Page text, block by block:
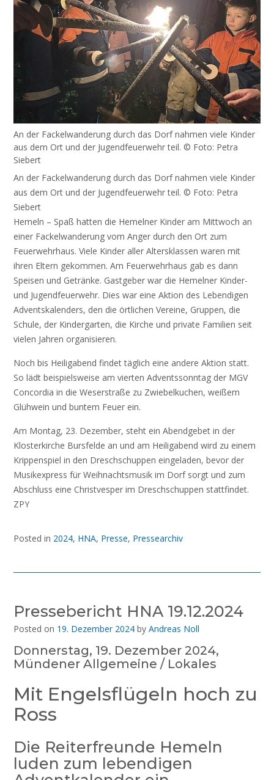
An der Fackelwanderung durch das Dorf nahmen viele Kinder
aus dem Ort und der Jugendfeuerwehr teil. © Foto: Petra
Siebert
An der Fackelwanderung durch das Dorf nahmen viele Kinder
aus dem Ort und der Jugendfeuerwehr teil. © Foto: Petra
Siebert
Hemeln – Spaß hatten die Hemelner Kinder am Mittwoch an
einer Fackelwanderung vom Anger durch den Ort zum
Feuerwehrhaus. Viele Kinder aller Altersklassen waren mit
ihren Eltern gekommen. Am Feuerwehrhaus gab es dann
Speisen und Getränke. Gastgeber war die Hemelner Kinder-
und Jugendfeuerwehr. Dies war eine Aktion des Lebendigen
Adventskalenders, den die örtlichen Vereine, Gruppen, die
Schule, der Kindergarten, die Kirche und private Familien seit
vielen Jahren organisieren.
Noch bis Heiligabend findet täglich eine andere Aktion statt.
So lädt beispielsweise am vierten Adventssonntag der MGV
Concordia in die Weserstraße zu Zwiebelkuchen, weißem
Glühwein und buntem Feuer ein.
Am Montag, 23. Dezember, steht ein Abendgebet in der
Klosterkirche Bursfelde an und am Heiligabend wird zu einem
Krippenspiel in den Dreschschuppen eingeladen, bevor der
Musikexpress für Weihnachtsmusik im Dorf sorgt und zum
Abschluss eine Christvesper im Dreschschuppen stattfindet.
ZPY
Posted in 2024, HNA, Presse, Pressearchiv
Pressebericht HNA 19.12.2024
Posted on 19. Dezember 2024 by Andreas Noll
Donnerstag, 19. Dezember 2024,
Mündener Allgemeine / Lokales
Mit Engelsflügeln hoch zu
Ross
Die Reiterfreunde Hemeln
luden zum lebendigen